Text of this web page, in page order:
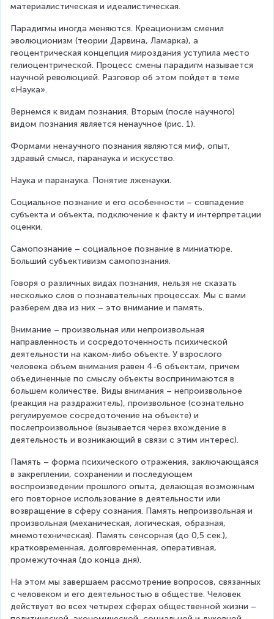
материалистическая и идеалистическая.
Парадигмы иногда меняются. Креационизм сменил
эволюционизм (теории Дарвина, Ламарка), а
геоцентрическая концепция мироздания уступила место
гелиоцентрической. Процесс смены парадигм называется
научной революцией. Разговор об этом пойдет в теме
«Наука».
Вернемся к видам познания. Вторым (после научного)
видом познания является ненаучное (рис. 1).
Формами ненаучного познания являются миф, опыт,
здравый смысл, паранаука и искусство.
Наука и паранаука. Понятие лженауки.
Социальное познание и его особенности – совпадение
субъекта и объекта, подключение к факту и интерпретации
оценки.
Самопознание – социальное познание в миниатюре.
Больший субъективизм самопознания.
Говоря о различных видах познания, нельзя не сказать
несколько слов о познавательных процессах. Мы с вами
разберем два из них – это внимание и память.
Внимание – произвольная или непроизвольная
направленность и сосредоточенность психической
деятельности на каком-либо объекте. У взрослого
человека объем внимания равен 4-6 объектам, причем
объединенные по смыслу объекты воспринимаются в
большем количестве. Виды внимания – непроизвольное
(реакция на раздражитель), произвольное (сознательно
регулируемое сосредоточение на объекте) и
послепроизвольное (вызывается через вхождение в
деятельность и возникающий в связи с этим интерес).
Память – форма психического отражения, заключающаяся
в закреплении, сохранении и последующем
воспроизведении прошлого опыта, делающая возможным
его повторное использование в деятельности или
возвращение в сферу сознания. Память непроизвольная и
произвольная (механическая, логическая, образная,
мнемотехническая). Память сенсорная (до 0,5 сек.),
кратковременная, долговременная, оперативная,
промежуточная (до конца дня).
На этом мы завершаем рассмотрение вопросов, связанных
с человеком и его деятельностью в обществе. Человек
действует во всех четырех сферах общественной жизни –